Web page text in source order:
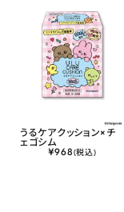
うるケアクッション×チ
ェゴシム
¥968(税込)